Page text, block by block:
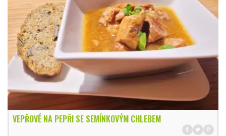
VEPŘOVÉ NA PEPŘI SE SEMÍNKOVÝM CHLEBEM